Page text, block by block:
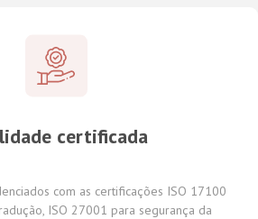
certificada
com as certificações ISO 17100
ISO 27001 para segurança da